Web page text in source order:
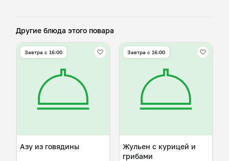
Другие блюда этого повара
Завтра c 16:00
Азу из говядины
Завтра c 16:00
Жульен с курицей и
грибами